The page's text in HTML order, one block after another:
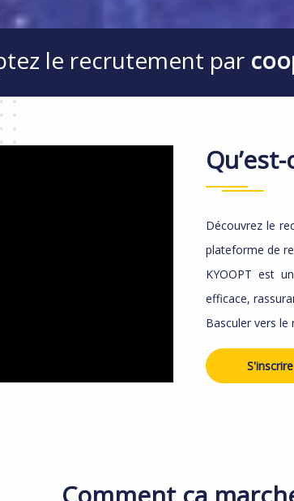
le recrutement par
Découvrez le
plateforme de
KYOOPT est
efficace,
Basculer vers
S'inscrire